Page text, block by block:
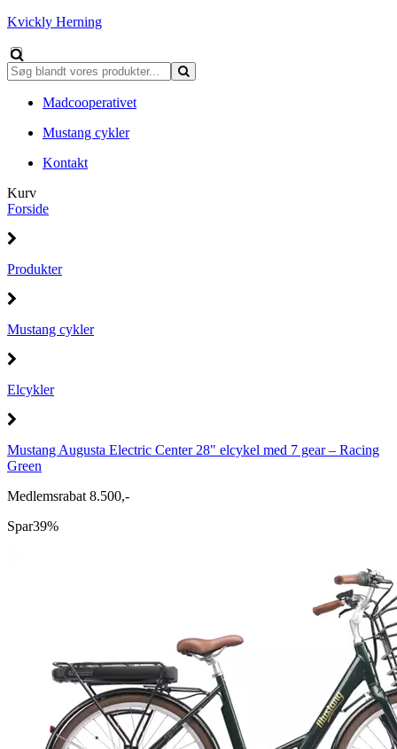
Kvickly Herning
Madcooperativet
Mustang cykler
Kontakt
Kurv
Forside
Produkter
Mustang cykler
Elcykler
Mustang Augusta Electric Center 28" elcykel med 7 gear – Racing
Green
Medlemsrabat 8.500,-
Spar39%